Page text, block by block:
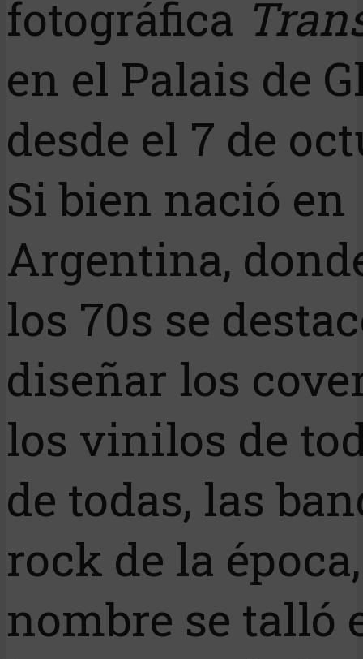
fotográfica
en el Palais de
desde el 7 de
Si bien nació en
Argentina,
los 70s se
diseñar los
los vinilos de
de todas, las
rock de la
nombre se talló